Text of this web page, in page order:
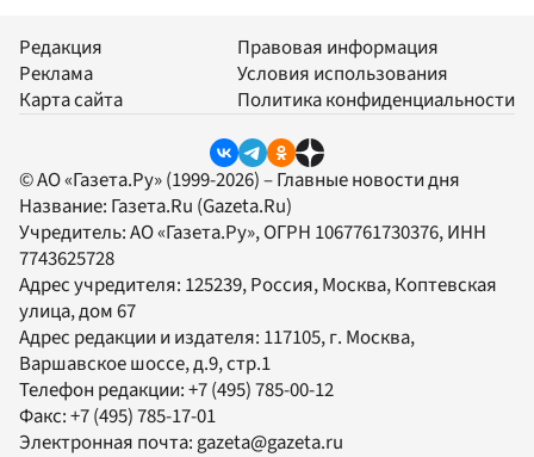
Редакция
Реклама
Карта сайта
Правовая информация
Условия использования
Политика конфиденциальности
© АО «Газета.Ру» (1999-2026) – Главные новости дня
Название: Газета.Ru (Gazeta.Ru)
Учредитель:АО «Газета.Ру», ОГРН 1067761730376, ИНН
7743625728
Адрес учредителя: 125239, Россия, Москва, Коптевская
улица, дом 67
Адрес редакции и издателя: 117105, г. Москва,
Варшавское шоссе, д.9, стр.1
Телефон редакции:+7 (495) 785-00-12
Факс:+7 (495) 785-17-01
Электронная почта: gazeta@gazeta.ru